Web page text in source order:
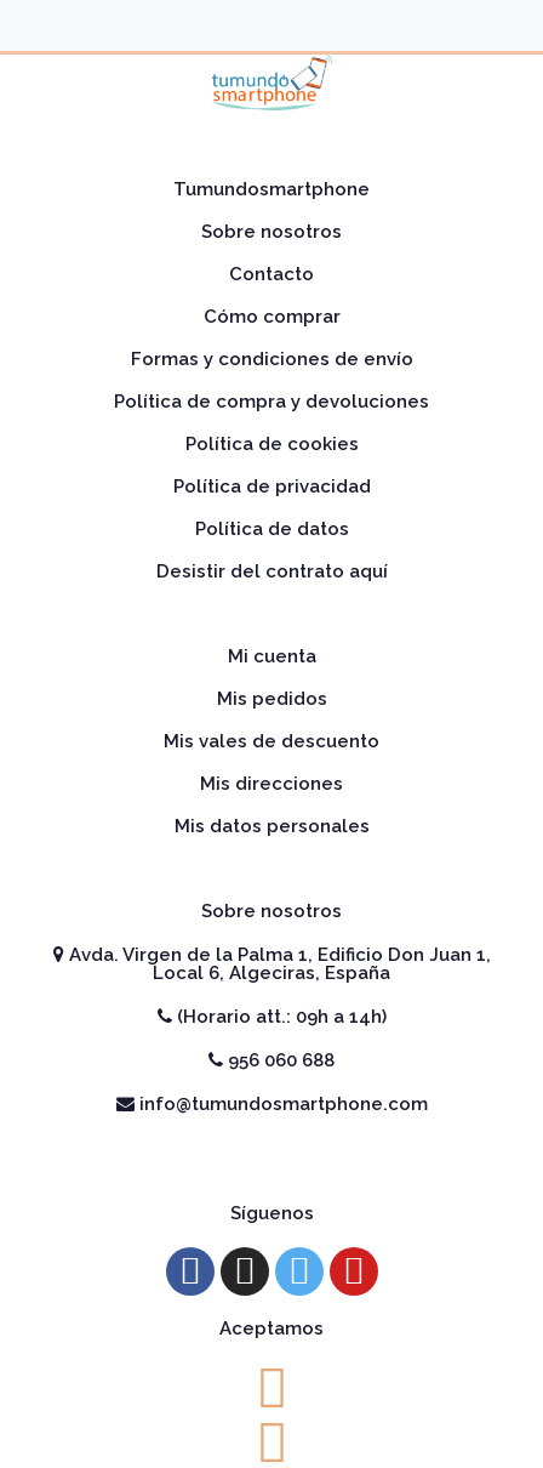
Tumundosmartphone
Sobre nosotros
Contacto
Cómo comprar
Formas y condiciones de envío
Política de compra y devoluciones
Política de cookies
Política de privacidad
Política de datos
Desistir del contrato aquí
Mi cuenta
Mis pedidos
Mis vales de descuento
Mis direcciones
Mis datos personales
Sobre nosotros
Avda. Virgen de la Palma 1, Edificio Don Juan 1,
Local 6, Algeciras, España
(Horario att.: 09h a 14h)
956 060 688
info@tumundosmartphone.com
Síguenos
Aceptamos